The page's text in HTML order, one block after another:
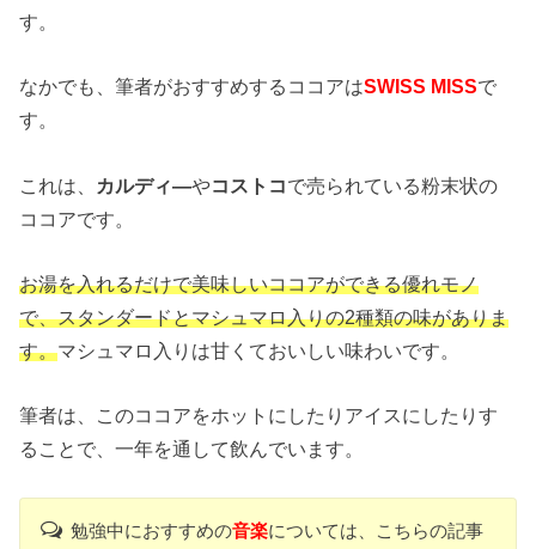
す。
なかでも、筆者がおすすめするココアはSWISS MISSで
す。
これは、 カルディ―やコストコで売られている粉末状の
ココアです。
お湯を入れるだけで美味しいココアができる優れモノ
で、スタンダードとマシュマロ入りの2種類の味がありま
す。マシュマロ入りは甘くておいしい味わいです。
筆者は、このココアをホットにしたりアイスにしたりす
ることで、一年を通して飲んでいます。
勉強中におすすめの音楽については、こちらの記事